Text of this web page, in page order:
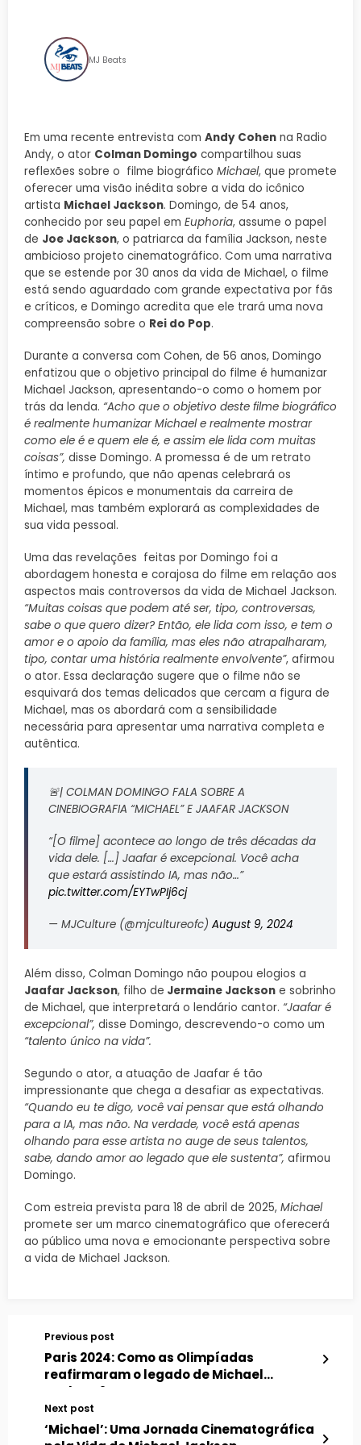
MJ Beats
Em uma recente entrevista com Andy Cohen na Radio
Andy, o ator Colman Domingo compartilhou suas
reflexões sobre o filme biográfico Michael, que promete
oferecer uma visão inédita sobre a vida do icônico
artista Michael Jackson. Domingo, de 54 anos,
conhecido por seu papel em Euphoria, assume o papel
de Joe Jackson, o patriarca da família Jackson, neste
ambicioso projeto cinematográfico. Com uma narrativa
que se estende por 30 anos da vida de Michael, o filme
está sendo aguardado com grande expectativa por fãs
e críticos, e Domingo acredita que ele trará uma nova
compreensão sobre o Rei do Pop.
Durante a conversa com Cohen, de 56 anos, Domingo
enfatizou que o objetivo principal do filme é humanizar
Michael Jackson, apresentando-o como o homem por
trás da lenda. “Acho que o objetivo deste filme biográfico
é realmente humanizar Michael e realmente mostrar
como ele é e quem ele é, e assim ele lida com muitas
coisas”, disse Domingo. A promessa é de um retrato
íntimo e profundo, que não apenas celebrará os
momentos épicos e monumentais da carreira de
Michael, mas também explorará as complexidades de
sua vida pessoal.
Uma das revelações feitas por Domingo foi a
abordagem honesta e corajosa do filme em relação aos
aspectos mais controversos da vida de Michael Jackson.
“Muitas coisas que podem até ser, tipo, controversas,
sabe o que quero dizer? Então, ele lida com isso, e tem o
amor e o apoio da família, mas eles não atrapalharam,
tipo, contar uma história realmente envolvente”, afirmou
o ator. Essa declaração sugere que o filme não se
esquivará dos temas delicados que cercam a figura de
Michael, mas os abordará com a sensibilidade
necessária para apresentar uma narrativa completa e
autêntica.
🚨| COLMAN DOMINGO FALA SOBRE A
CINEBIOGRAFIA “MICHAEL” E JAAFAR JACKSON
“[O filme] acontece ao longo de três décadas da
vida dele. […] Jaafar é excepcional. Você acha
que estará assistindo IA, mas não…”
pic.twitter.com/EYTwPIj6cj
— MJCulture (@mjcultureofc) August 9, 2024
Além disso, Colman Domingo não poupou elogios a
Jaafar Jackson, filho de Jermaine Jackson e sobrinho
de Michael, que interpretará o lendário cantor. “Jaafar é
excepcional”, disse Domingo, descrevendo-o como um
“talento único na vida”.
Segundo o ator, a atuação de Jaafar é tão
impressionante que chega a desafiar as expectativas.
“Quando eu te digo, você vai pensar que está olhando
para a IA, mas não. Na verdade, você está apenas
olhando para esse artista no auge de seus talentos,
sabe, dando amor ao legado que ele sustenta”, afirmou
Domingo.
Com estreia prevista para 18 de abril de 2025, Michael
promete ser um marco cinematográfico que oferecerá
ao público uma nova e emocionante perspectiva sobre
a vida de Michael Jackson.
Previous post
Paris 2024: Como as Olimpíadas
reafirmaram o legado de Michael
Jackson?
Next post
‘Michael’: Uma Jornada Cinematográfica